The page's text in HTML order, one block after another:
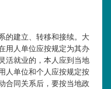
的建立、转移和接续。大
用人单位应按规定为其办
活就业的，本人应到当地
人单位和个人应按规定按
合同关系后，要按当地政